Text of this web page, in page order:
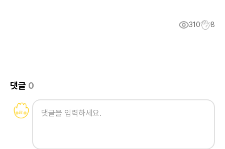
310 8
댓글 0